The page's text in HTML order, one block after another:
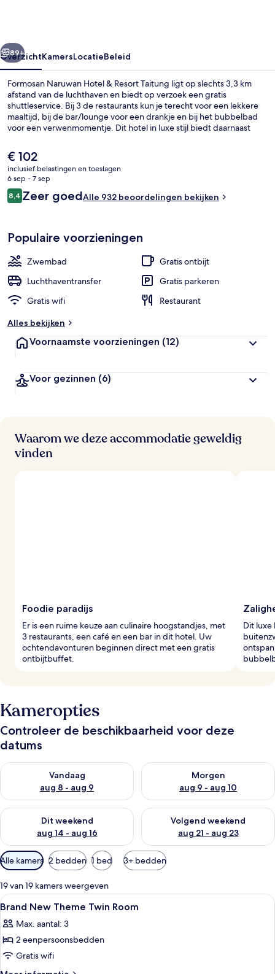
Volgende
89+
OverzichtKamersLocatieBeleid
Formosan Naruwan Hotel & Resort Taitung ligt op slechts 3,3 km
afstand van de luchthaven en biedt op verzoek een gratis
shuttleservice. Bij 3 de restaurants kun je terecht voor een lekkere
maaltijd, bij de bar/lounge voor een drankje en bij het bubbelbad
voor een verwenmomentje. Dit hotel in luxe stijl biedt daarnaast
fitnesscentrum. Andere reizigers zijn tevreden over de algehele
staat van de accommodatie.
De
huidige
prijs
is
€ 102
€ 102
inclusief belastingen en toeslagen
6 sep - 7 sep
Beoordelingen
8,48,4 op 10 –
Zeer goedAlle 932 beoordelingen bekijken
Populaire voorzieningen
Zwembad
Gratis ontbijt
Luchthaventransfer
Gratis parkeren
Gratis wifi
Restaurant
Alles bekijken
Voornaamste voorzieningen (12)
Voor gezinnen (6)
Waarom we deze accommodatie geweldig
vinden
Foodie paradijs
Er is een ruime keuze aan culinaire hoogstandjes, met
3 restaurants, een café en een bar in dit hotel. Uw
ochtendavonturen beginnen direct met een gratis
ontbijtbuffet.
Dit luxe
Kameropties
Controleer de beschikbaarheid voor deze
datums
Vandaag
aug 8 - aug 9
De beschikbaarheid controleren voor vanavond aug 8 - aug 9
Morgen
aug 9 - aug 10
De beschikbaarheid
Dit weekend
aug 14 - aug 16
De beschikbaarheid controleren voor dit weekend aug 14 -
Volgend weekend
aug 21 - aug 23
De beschikbaarheid
Beschikbare
filters
voor
kamers
Alle kamers 2 bedden 1 bed 3+ bedden
19 van 19 kamers weergeven
Alle
foto's
voor
Brand
New
Theme
Een hotelkamer met twee bedden,
6
Brand New Theme Twin Room
Max. aantal: 3
2 eenpersoonsbedden
Gratis wifi